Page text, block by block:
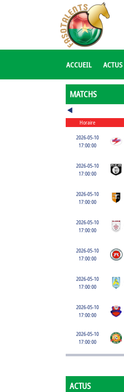
ACCUEIL ACTUS
MATCHS
Horaire
2026-05-10
17:00:00
2026-05-10
17:00:00
2026-05-10
17:00:00
2026-05-10
17:00:00
2026-05-10
17:00:00
2026-05-10
17:00:00
2026-05-10
17:00:00
2026-05-10
17:00:00
ACTUS